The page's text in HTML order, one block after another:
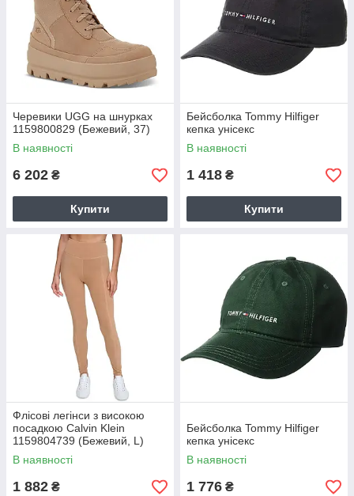
Черевики UGG на шнурках
1159800829 (Бежевий, 37)
В наявності
6 202 ₴
Купити
Бейсболка Tommy Hilfiger
кепка унісекс
В наявності
1 418 ₴
Купити
Флісові легінси з високою
посадкою Calvin Klein
1159804739 (Бежевий, L)
В наявності
1 882 ₴
Бейсболка Tommy Hilfiger
кепка унісекс
В наявності
1 776 ₴